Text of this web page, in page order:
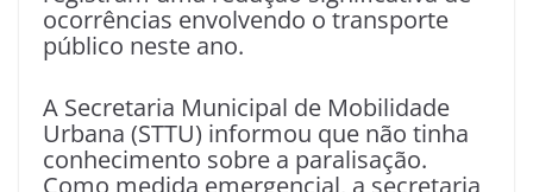
ocorrências envolvendo o transporte
público neste ano.
A Secretaria Municipal de Mobilidade
Urbana (STTU) informou que não tinha
conhecimento sobre a paralisação.